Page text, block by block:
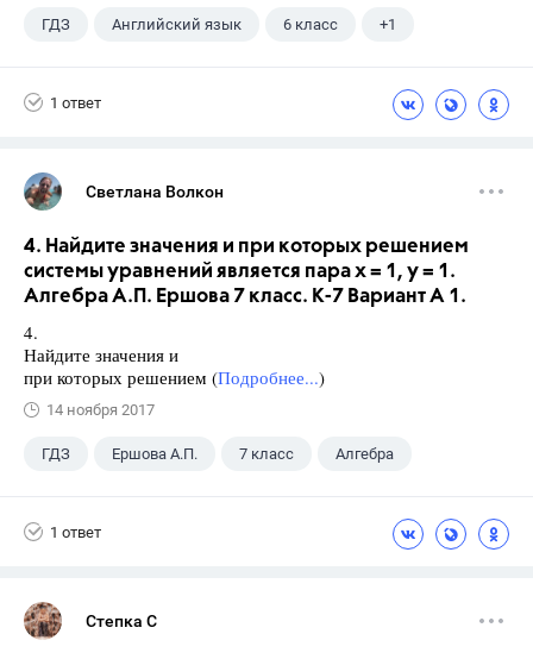
ГДЗ Английский язык 6 класс +1
1 ответ
Светлана Волкон
4. Найдите значения и при которых решением
системы уравнений является пара х = 1, у = 1.
Алгебра А.П. Ершова 7 класс. К-7 Вариант А 1.
4.
Найдите значения и
при которых решением (Подробнее...)
14 ноября 2017
ГДЗ Ершова А.П. 7 класс Алгебра
1 ответ
Степка С